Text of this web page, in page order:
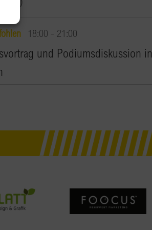
und Podiumsdiskussion in
18:00 - 21:00
BPW in Salzburg